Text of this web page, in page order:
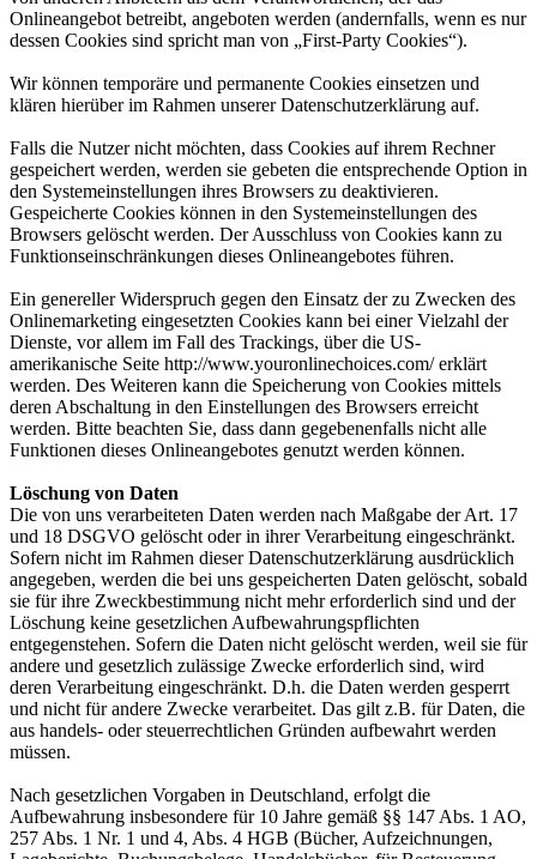
Onlineangebot betreibt, angeboten werden (andernfalls, wenn es nur
dessen Cookies sind spricht man von „First-Party Cookies“).
Wir können temporäre und permanente Cookies einsetzen und
klären hierüber im Rahmen unserer Datenschutzerklärung auf.
Falls die Nutzer nicht möchten, dass Cookies auf ihrem Rechner
gespeichert werden, werden sie gebeten die entsprechende Option in
den Systemeinstellungen ihres Browsers zu deaktivieren.
Gespeicherte Cookies können in den Systemeinstellungen des
Browsers gelöscht werden. Der Ausschluss von Cookies kann zu
Funktionseinschränkungen dieses Onlineangebotes führen.
Ein genereller Widerspruch gegen den Einsatz der zu Zwecken des
Onlinemarketing eingesetzten Cookies kann bei einer Vielzahl der
Dienste, vor allem im Fall des Trackings, über die US-
amerikanische Seite http://www.youronlinechoices.com/ erklärt
werden. Des Weiteren kann die Speicherung von Cookies mittels
deren Abschaltung in den Einstellungen des Browsers erreicht
werden. Bitte beachten Sie, dass dann gegebenenfalls nicht alle
Funktionen dieses Onlineangebotes genutzt werden können.
Löschung von Daten
Die von uns verarbeiteten Daten werden nach Maßgabe der Art. 17
und 18 DSGVO gelöscht oder in ihrer Verarbeitung eingeschränkt.
Sofern nicht im Rahmen dieser Datenschutzerklärung ausdrücklich
angegeben, werden die bei uns gespeicherten Daten gelöscht, sobald
sie für ihre Zweckbestimmung nicht mehr erforderlich sind und der
Löschung keine gesetzlichen Aufbewahrungspflichten
entgegenstehen. Sofern die Daten nicht gelöscht werden, weil sie für
andere und gesetzlich zulässige Zwecke erforderlich sind, wird
deren Verarbeitung eingeschränkt. D.h. die Daten werden gesperrt
und nicht für andere Zwecke verarbeitet. Das gilt z.B. für Daten, die
aus handels- oder steuerrechtlichen Gründen aufbewahrt werden
müssen.
Nach gesetzlichen Vorgaben in Deutschland, erfolgt die
Aufbewahrung insbesondere für 10 Jahre gemäß §§ 147 Abs. 1 AO,
257 Abs. 1 Nr. 1 und 4, Abs. 4 HGB (Bücher, Aufzeichnungen,